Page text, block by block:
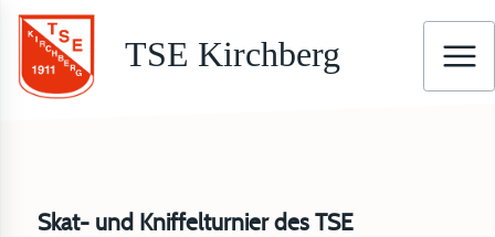
TSE Kirchberg
Skat- und Kniffelturnier des TSE